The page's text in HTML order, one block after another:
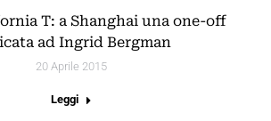
T: a Shanghai una one-off
ad Ingrid Bergman
20 Aprile 2015
Leggi